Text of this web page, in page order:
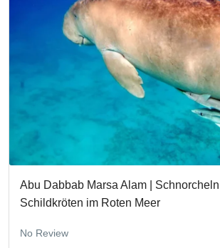
Abu Dabbab Marsa Alam |
Schildkröten im Roten Meer
No Review